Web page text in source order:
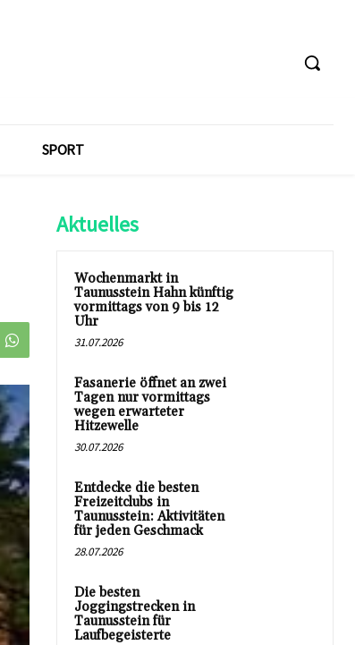
SPORT
Aktuelles
Wochenmarkt in
Taunusstein Hahn künftig
vormittags von 9 bis 12
Uhr
31.07.2026
Fasanerie öffnet an zwei
Tagen nur vormittags
wegen erwarteter
Hitzewelle
30.07.2026
Entdecke die besten
Freizeitclubs in
Taunusstein: Aktivitäten
für jeden Geschmack
28.07.2026
Die besten
Joggingstrecken in
Taunusstein für
Laufbegeisterte